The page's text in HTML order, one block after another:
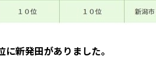
に新発田がありました。